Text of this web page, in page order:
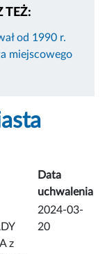
TEŻ:
od 1990 r.
miejscowego
Data
uchwalenia
z
2024-03-
20